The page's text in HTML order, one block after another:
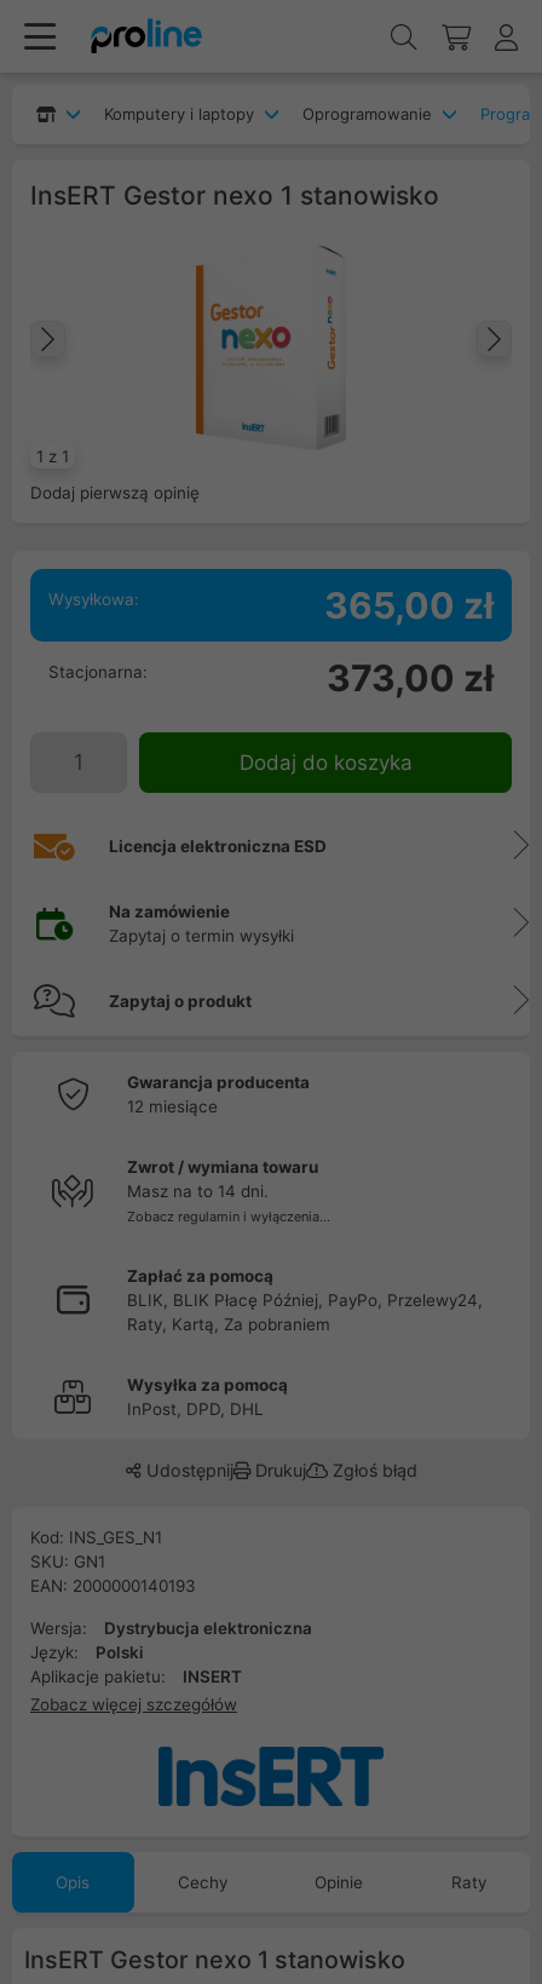
Komputery i laptopy Oprogramowanie
InsERT Gestor nexo 1 stanowisko
1 z 1
Poprzedni
Dodaj pierwszą opinię
Wysyłkowa: 365,00 zł
Stacjonarna: 373,00 zł
Dodaj do koszyka
Licencja elektroniczna ESD
Na zamówienie
Zapytaj o termin wysyłki
Zapytaj o produkt
Gwarancja producenta
12 miesiące
Zwrot / wymiana towaru
Masz na to 14 dni.
Zobacz regulamin i wyłączenia...
Zapłać za pomocą
BLIK, BLIK Płacę Później, PayPo, Przelewy24,
Raty, Kartą, Za pobraniem
Wysyłka za pomocą
InPost, DPD, DHL
Udostępnij Drukuj Zgłoś błąd
Kod: INS_GES_N1
SKU: GN1
EAN: 2000000140193
Wersja:
Dystrybucja elektroniczna
Język:
Polski
Aplikacje pakietu:
INSERT
Zobacz więcej szczegółów
Opis Cechy Opinie Raty
InsERT Gestor nexo 1 stanowisko